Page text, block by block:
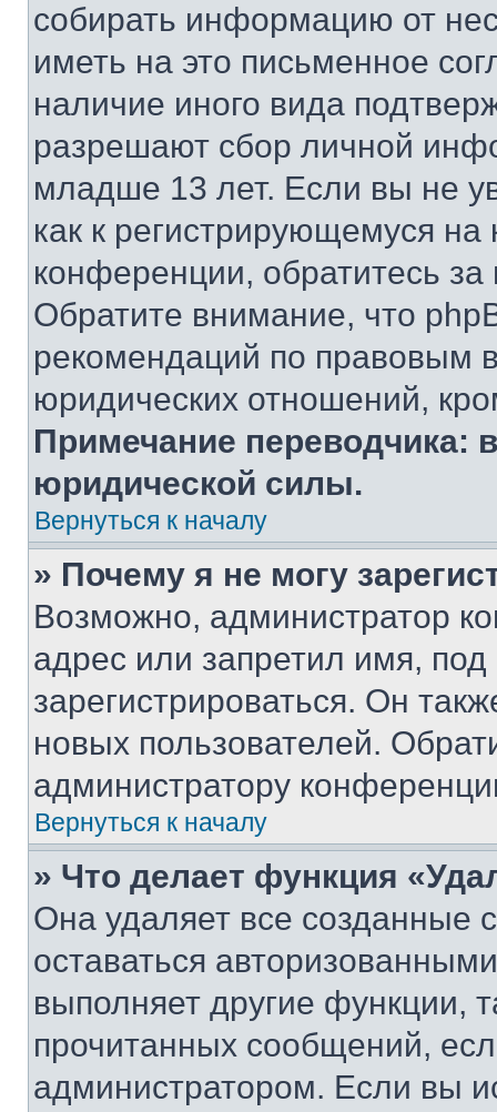
собирать информацию от
иметь на это письменное
наличие иного вида
разрешают сбор личной
младше 13 лет. Если вы не
как к регистрирующемуся
конференции, обратитесь
Обратите внимание, что
рекомендаций по правовым
юридических отношений,
Примечание переводчика:
юридической силы.
Вернуться к началу
» Почему я не могу
Возможно, администратор
адрес или запретил имя,
зарегистрироваться. Он
новых пользователей.
администратору
Вернуться к началу
» Что делает функция
Она удаляет все созданные
оставаться
выполняет другие функции,
прочитанных сообщений,
администратором. Если вы